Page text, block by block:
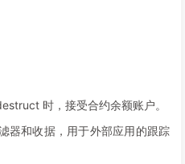
时，接受合约余额账户。
器和收据，用于外部应用的跟踪